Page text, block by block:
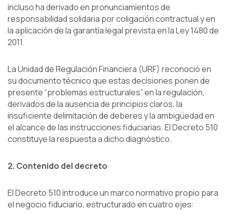
incluso ha derivado en pronunciamientos de
responsabilidad solidaria por coligación contractual y en
la aplicación de la garantía legal prevista en la Ley 1480 de
2011.
La Unidad de Regulación Financiera (URF) reconoció en
su documento técnico que estas decisiones ponen de
presente “problemas estructurales” en la regulación,
derivados de la ausencia de principios claros, la
insuficiente delimitación de deberes y la ambigüedad en
el alcance de las instrucciones fiduciarias. El Decreto 510
constituye la respuesta a dicho diagnóstico.
2. Contenido del decreto
El Decreto 510 introduce un marco normativo propio para
el negocio fiduciario, estructurado en cuatro ejes: